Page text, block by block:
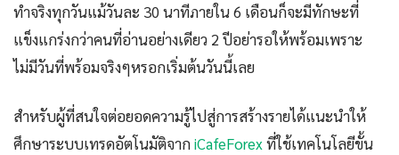
ทำจริงทุกวันแม้วันละ 30 นาทีภายใน 6 เดือนก็จะมีทักษะที่
แข็งแกร่งกว่าคนที่อ่านอย่างเดียว 2 ปีอย่ารอให้พร้อมเพราะ
ไม่มีวันที่พร้อมจริงๆหรอกเริ่มต้นวันนี้เลย
สำหรับผู้ที่สนใจต่อยอดความรู้ไปสู่การสร้างรายได้แนะนำให้
ศึกษาระบบเทรดอัตโนมัติจากiCafeForex ที่ใช้เทคโนโลยีขั้น